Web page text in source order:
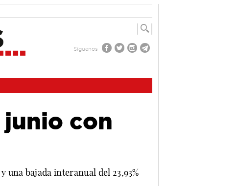
Síguenos
con
una bajada interanual del 23,93%